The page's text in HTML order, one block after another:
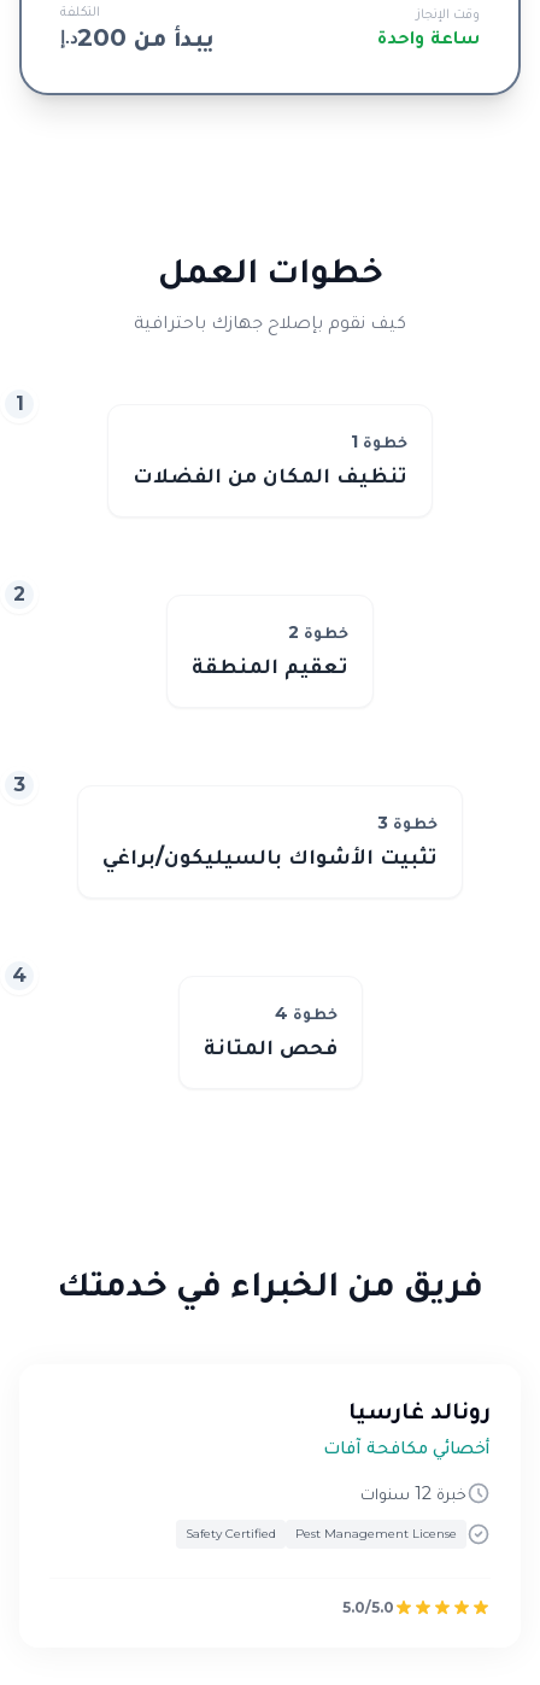
وقت الإنجاز
ساعة واحدة
التكلفة
يبدأ من 200 د.إ
خطوات العمل
كيف نقوم بإصلاح جهازك باحترافية
خطوة 1
تنظيف المكان من الفضلات
1
خطوة 2
تعقيم المنطقة
2
خطوة 3
تثبيت الأشواك بالسيليكون/براغي
3
خطوة 4
فحص المتانة
4
فريق من الخبراء في خدمتك
رونالد غارسيا
أخصائي مكافحة آفات
خبرة 12 سنوات
Pest Management License
Safety Certified
5.0/5.0